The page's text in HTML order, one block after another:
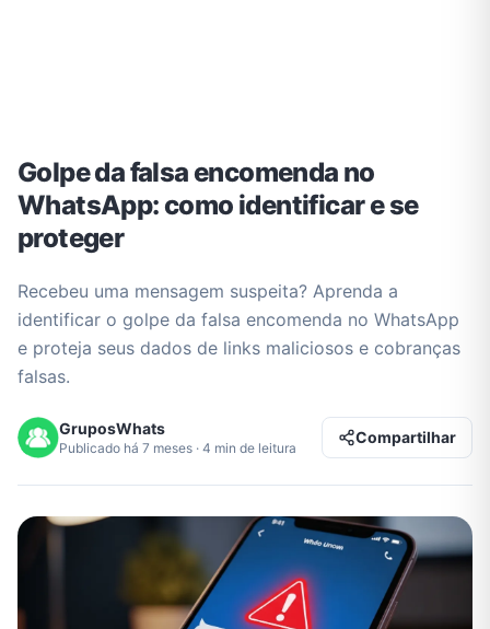
Golpe da falsa encomenda no
WhatsApp: como identificar e se
proteger
Recebeu uma mensagem suspeita? Aprenda a
identificar o golpe da falsa encomenda no WhatsApp
e proteja seus dados de links maliciosos e cobranças
falsas.
GruposWhats
Publicado há 7 meses · 4 min de leitura
Compartilhar